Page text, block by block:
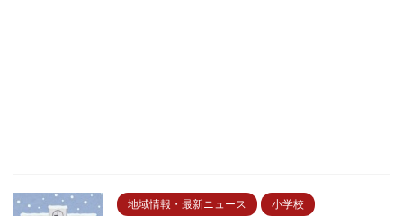
地域情報・最新ニュース 小学校